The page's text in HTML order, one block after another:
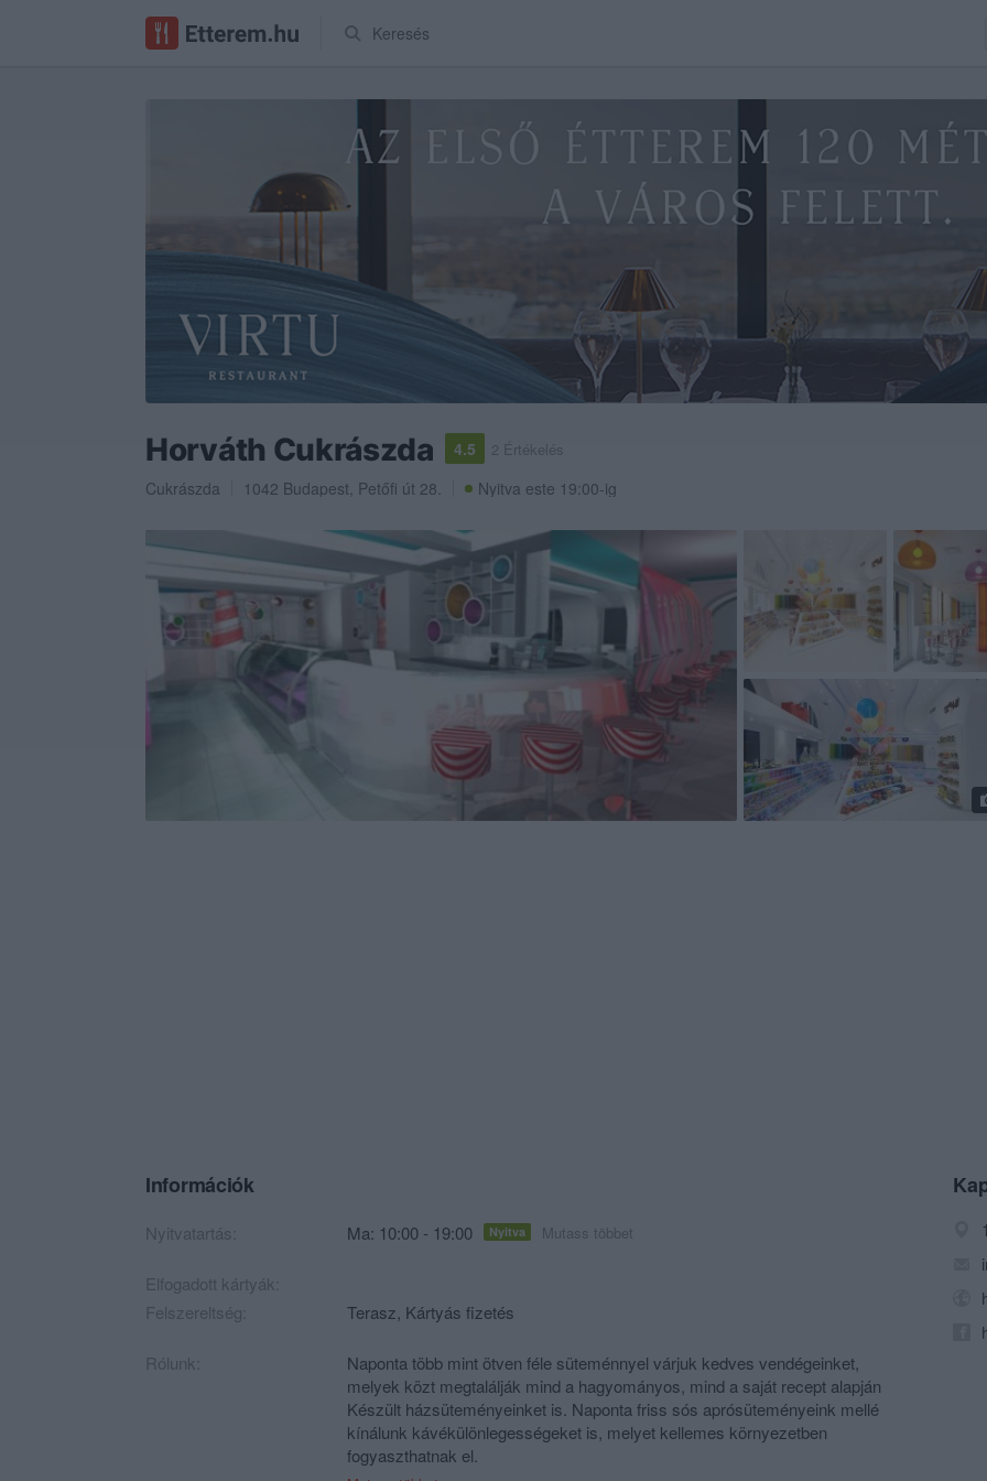
Keresés
Horváth Cukrászda 4.5 2 Értékelés
Cukrászda 1042 Budapest, Petőfi út 28. Nyitva este 19:00-ig
Információk
Nyitvatartás: Ma: 10:00 - 19:00 Nyitva Mutass többet
Elfogadott kártyák:
Felszereltség:
Terasz, Kártyás fizetés
Rólunk:
Naponta több mint ötven féle süteménnyel várjuk kedves vendégeinket,
melyek közt megtalálják mind a hagyományos, mind a saját recept alapján
Készült házsüteményeinket is. Naponta friss sós aprósüteményeink mellé
kínálunk kávékülönlegességeket is, melyet kellemes környezetben
fogyaszthatnak el.